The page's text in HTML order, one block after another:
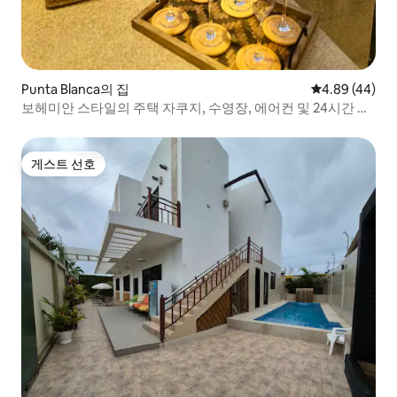
Punta Blanca의 집 평점 4.89점(5
4.89 (44)
보헤미안 스타일의 주택 자쿠지, 수영장, 에어컨 및 24시간 경
게스트 선호
게스트 선호